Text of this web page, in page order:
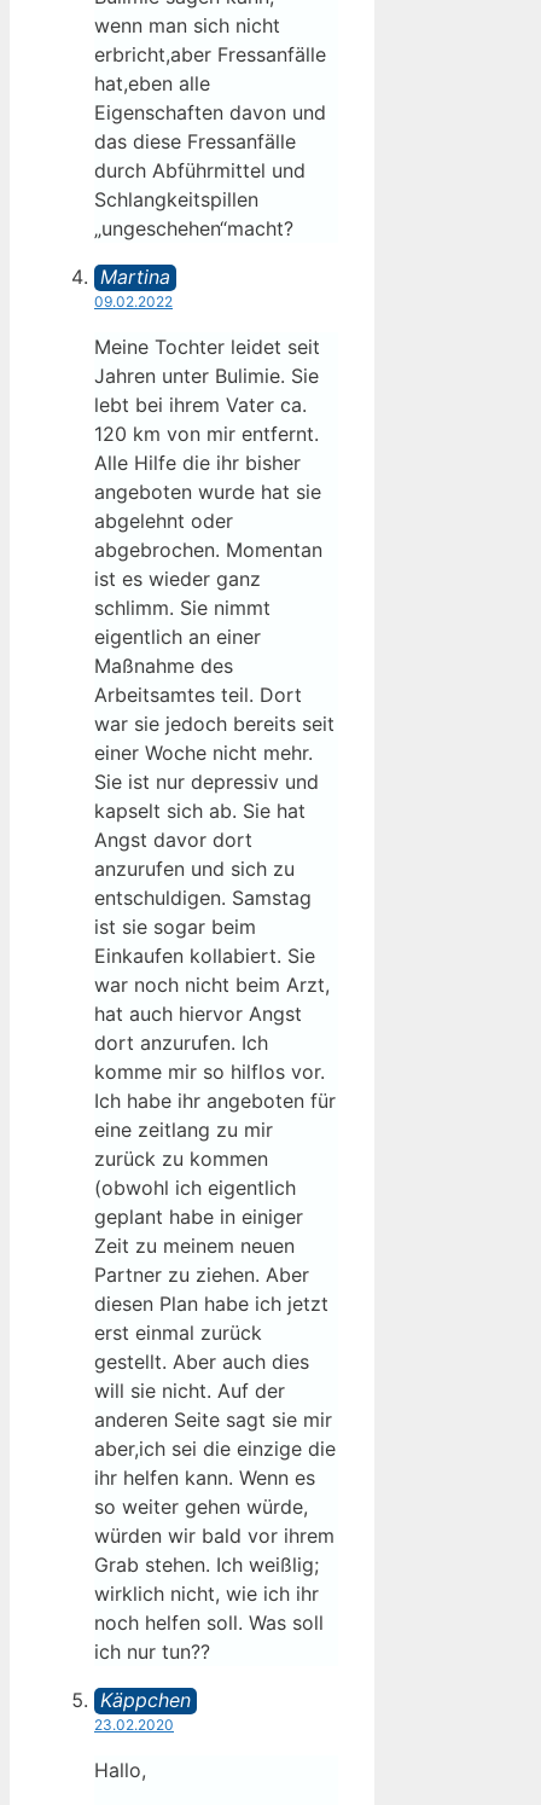
wenn man sich nicht
erbricht,aber Fressanfälle
hat,eben alle
Eigenschaften davon und
das diese Fressanfälle
durch Abführmittel und
Schlangkeitspillen
„ungeschehen“macht?
Martina
09.02.2022
Meine Tochter leidet seit
Jahren unter Bulimie. Sie
lebt bei ihrem Vater ca.
120 km von mir entfernt.
Alle Hilfe die ihr bisher
angeboten wurde hat sie
abgelehnt oder
abgebrochen. Momentan
ist es wieder ganz
schlimm. Sie nimmt
eigentlich an einer
Maßnahme des
Arbeitsamtes teil. Dort
war sie jedoch bereits seit
einer Woche nicht mehr.
Sie ist nur depressiv und
kapselt sich ab. Sie hat
Angst davor dort
anzurufen und sich zu
entschuldigen. Samstag
ist sie sogar beim
Einkaufen kollabiert. Sie
war noch nicht beim Arzt,
hat auch hiervor Angst
dort anzurufen. Ich
komme mir so hilflos vor.
Ich habe ihr angeboten für
eine zeitlang zu mir
zurück zu kommen
(obwohl ich eigentlich
geplant habe in einiger
Zeit zu meinem neuen
Partner zu ziehen. Aber
diesen Plan habe ich jetzt
erst einmal zurück
gestellt. Aber auch dies
will sie nicht. Auf der
anderen Seite sagt sie mir
aber,ich sei die einzige die
ihr helfen kann. Wenn es
so weiter gehen würde,
würden wir bald vor ihrem
Grab stehen. Ich weißlig;
wirklich nicht, wie ich ihr
noch helfen soll. Was soll
ich nur tun??
Käppchen
23.02.2020
Hallo,